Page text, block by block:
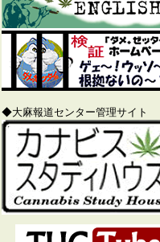
◆大麻報道センター管理サイト